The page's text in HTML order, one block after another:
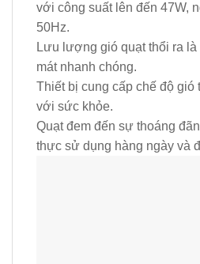
với công suất lên đến 47W,
50Hz.
Lưu lượng gió quạt thổi ra
mát nhanh chóng.
Thiết bị cung cấp chế độ gió
với sức khỏe.
Quạt đem đến sự thoáng
thực sử dụng hàng ngày và